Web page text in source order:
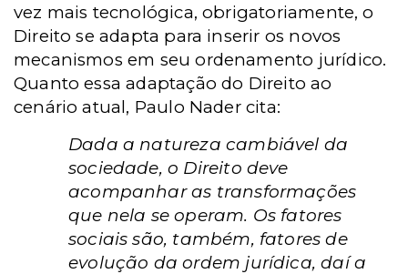
vez mais tecnológica, obrigatoriamente, o
Direito se adapta para inserir os novos
mecanismos em seu ordenamento jurídico.
Quanto essa adaptação do Direito ao
cenário atual, Paulo Nader cita:
Dada a natureza cambiável da
sociedade, o Direito deve
acompanhar as transformações
que nela se operam. Os fatores
sociais são, também, fatores de
evolução da ordem jurídica, daí a